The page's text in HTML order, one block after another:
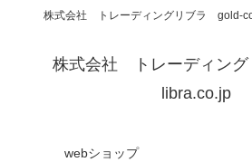
株式会社 トレーディングリブラ gold-
株式会社 トレーディン
libra.co.jp
webショップ